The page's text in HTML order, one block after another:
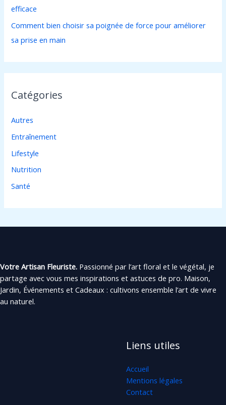
efficace
Comment bien choisir sa poignée de force pour améliorer
sa prise en main
Catégories
Autres
Entraînement
Lifestyle
Nutrition
Santé
Votre Artisan Fleuriste. Passionné par l’art floral et le végétal, je
partage avec vous mes inspirations et astuces de pro. Maison,
Jardin, Événements et Cadeaux : cultivons ensemble l’art de vivre
au naturel.
Liens utiles
Accueil
Mentions légales
Contact